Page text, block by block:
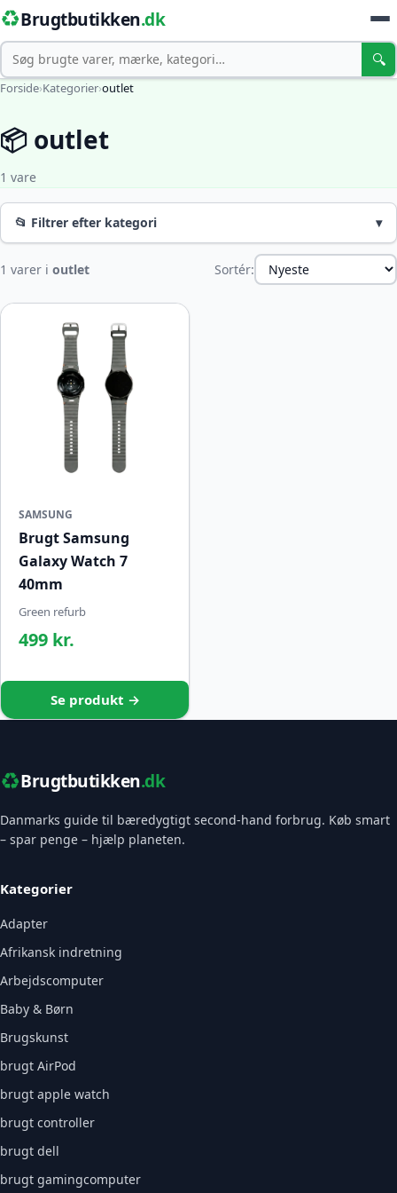
♻️Brugtbutikken.dk
Søg 🔍
Forside›Kategorier›outlet
📦 outlet
1 vare
📂 Filtrer efter kategori ▾
1 varer i outlet Sortér:
SAMSUNG
Brugt Samsung
Galaxy Watch 7
40mm
Green refurb
499 kr.
Se produkt →
♻️Brugtbutikken.dk
Danmarks guide til bæredygtigt second-hand forbrug. Køb smart
– spar penge – hjælp planeten.
Kategorier
Adapter
Afrikansk indretning
Arbejdscomputer
Baby & Børn
Brugskunst
brugt AirPod
brugt apple watch
brugt controller
brugt dell
brugt gamingcomputer